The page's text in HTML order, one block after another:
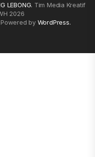
LEBONG. Tim Media Kreatif
2026
Powered by WordPress.